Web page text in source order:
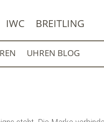
IWC BREITLING
UHREN BLOG